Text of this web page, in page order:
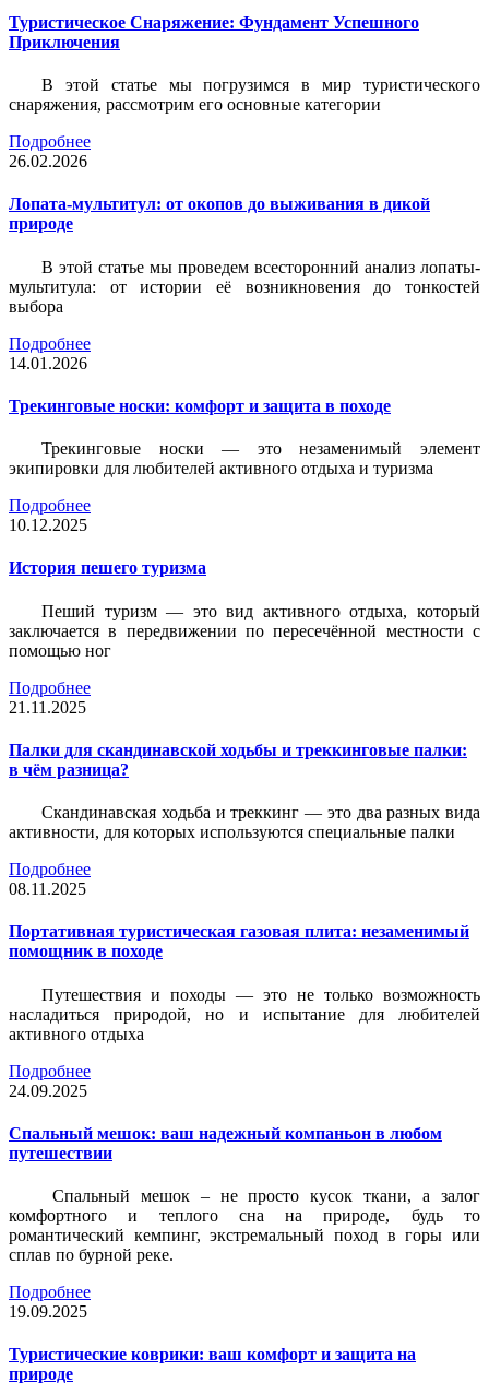
Туристическое Снаряжение: Фундамент Успешного
Приключения
В этой статье мы погрузимся в мир туристического
снаряжения, рассмотрим его основные категории
Подробнее
26.02.2026
Лопата-мультитул: от окопов до выживания в дикой
природе
В этой статье мы проведем всесторонний анализ лопаты-
мультитула: от истории её возникновения до тонкостей
выбора
Подробнее
14.01.2026
Трекинговые носки: комфорт и защита в походе
Трекинговые носки — это незаменимый элемент
экипировки для любителей активного отдыха и туризма
Подробнее
10.12.2025
История пешего туризма
Пеший туризм — это вид активного отдыха, который
заключается в передвижении по пересечённой местности с
помощью ног
Подробнее
21.11.2025
Палки для скандинавской ходьбы и треккинговые палки:
в чём разница?
Скандинавская ходьба и треккинг — это два разных вида
активности, для которых используются специальные палки
Подробнее
08.11.2025
Портативная туристическая газовая плита: незаменимый
помощник в походе
Путешествия и походы — это не только возможность
насладиться природой, но и испытание для любителей
активного отдыха
Подробнее
24.09.2025
Спальный мешок: ваш надежный компаньон в любом
путешествии
Спальный мешок – не просто кусок ткани, а залог
комфортного и теплого сна на природе, будь то
романтический кемпинг, экстремальный поход в горы или
сплав по бурной реке.
Подробнее
19.09.2025
Туристические коврики: ваш комфорт и защита на
природе